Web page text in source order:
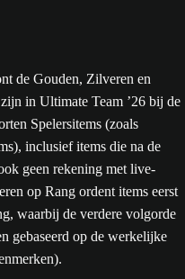
de Gouden, Zilveren en
in Ultimate Team ’26 bij de
Spelersitems (zoals
inclusief items die na de
geen rekening met live-
op Rang ordent items eerst
waarbij de verdere volgorde
gebaseerd op de werkelijke